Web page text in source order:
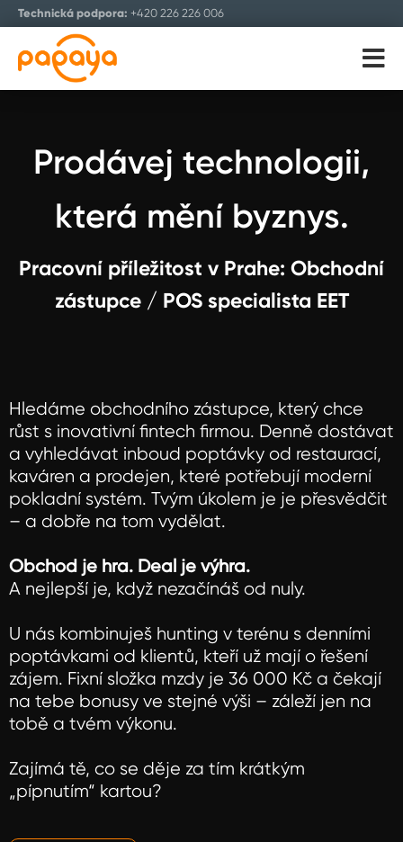
Technická podpora: +420 226 226 006
Prodávej technologii,
která mění byznys.
Pracovní příležitost v Prahe: Obchodní
zástupce / POS specialista EET
Hledáme obchodního zástupce, který chce
růst s inovativní fintech firmou. Denně dostávat
a vyhledávat inboud poptávky od restaurací,
kaváren a prodejen, které potřebují moderní
pokladní systém. Tvým úkolem je je přesvědčit
– a dobře na tom vydělat.
Obchod je hra. Deal je výhra.
A nejlepší je, když nezačínáš od nuly.
U nás kombinuješ hunting v terénu s denními
poptávkami od klientů, kteří už mají o řešení
zájem. Fixní složka mzdy je 36 000 Kč a čekají
na tebe bonusy ve stejné výši – záleží jen na
tobě a tvém výkonu.
Zajímá tě, co se děje za tím krátkým
„pípnutím“ kartou?